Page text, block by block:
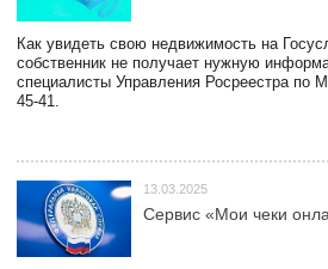
Как увидеть свою недвижимость на
собственник не получает нужную
специалисты Управления Росреестра по
45-41.
13.03.2025
Сервис «Мои чеки